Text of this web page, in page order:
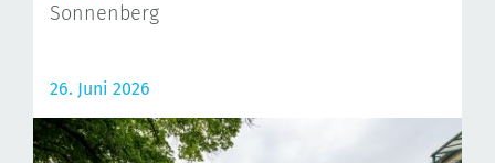
Sonnenberg
26. Juni 2026